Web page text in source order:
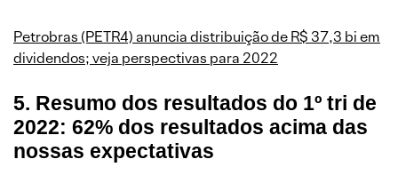
Petrobras (PETR4) anuncia distribuição de R$ 37,3 bi em
dividendos; veja perspectivas para 2022
5. Resumo dos resultados do 1º tri de
2022: 62% dos resultados acima das
nossas expectativas